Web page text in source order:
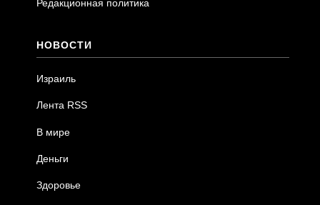
Редакционная политика
НОВОСТИ
Израиль
Лента RSS
В мире
Деньги
Здоровье